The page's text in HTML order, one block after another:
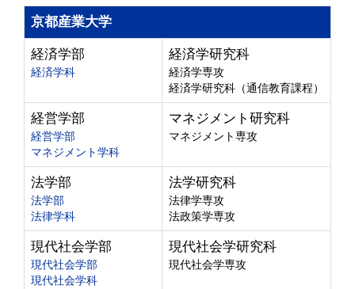
京都産業大学
経済学部
経済学科
経済学研究科
経済学専攻
経済学研究科（通信教育課程）
経営学部
経営学部
マネジメント学科
マネジメント研究科
マネジメント専攻
法学部
法学部
法律学科
法学研究科
法律学専攻
法政策学専攻
現代社会学部
現代社会学部
現代社会学科
現代社会学研究科
現代社会学専攻